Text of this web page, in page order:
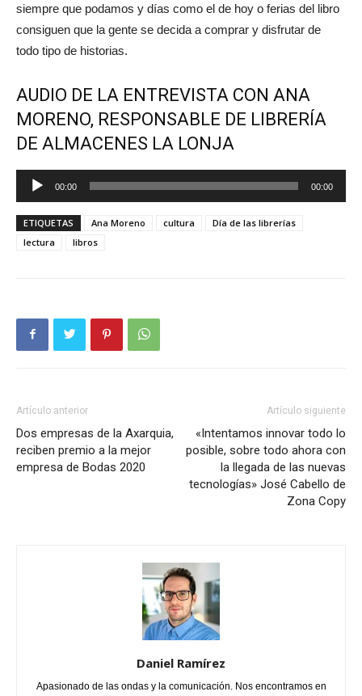
siempre que podamos y días como el de hoy o ferias del libro
consiguen que la gente se decida a comprar y disfrutar de
todo tipo de historias.
AUDIO DE LA ENTREVISTA CON ANA
MORENO, RESPONSABLE DE LIBRERÍA
DE ALMACENES LA LONJA
Reproductor
de
audio
00:00 00:00
ETIQUETAS Ana Moreno cultura
Día de las librerías
lectura
libros
Artículo anterior
Dos empresas de la Axarquia,
reciben premio a la mejor
empresa de Bodas 2020
Artículo siguiente
«Intentamos innovar todo lo
posible, sobre todo ahora con
la llegada de las nuevas
tecnologías» José Cabello de
Zona Copy
Daniel Ramírez
Apasionado de las ondas y la comunicación. Nos encontramos en